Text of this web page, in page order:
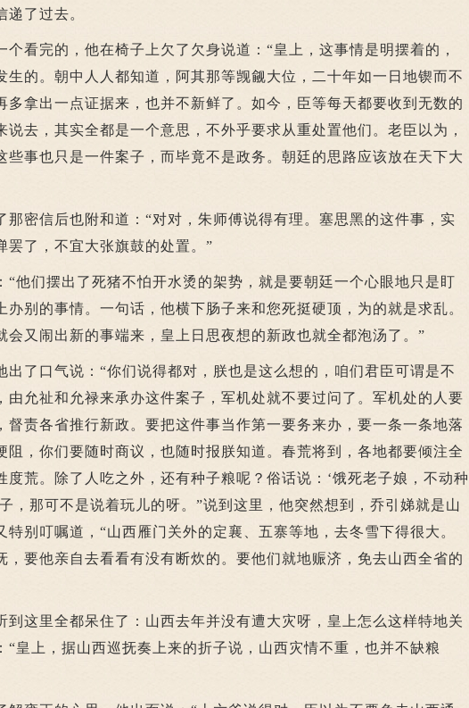
递了过去。
完的，他在椅子上欠了欠身说道：“皇上，这事情是明摆着的，
生的。朝中人人都知道，阿其那等觊觎大位，二十年如一日地锲而不
多拿出一点证据来，也并不新鲜了。如今，臣等每天都要收到无数的
说去，其实全都是一个意思，不外乎要求从重处置他们。老臣以为，
些事也只是一件案子，而毕竟不是政务。朝廷的思路应该放在天下大
密信后也附和道：“对对，朱师傅说得有理。塞思黑的这件事，实
罢了，不宜大张旗鼓的处置。”
们摆出了死猪不怕开水烫的架势，就是要朝廷一个心眼地只是盯
办别的事情。一句话，他横下肠子来和您死挺硬顶，为的就是求乱。
会又闹出新的事端来，皇上日思夜想的新政也就全都泡汤了。”
了口气说：“你们说得都对，朕也是这么想的，咱们君臣可谓是不
由允祉和允禄来承办这件案子，军机处就不要过问了。军机处的人要
督责各省推行新政。要把这件事当作第一要务来办，要一条一条地落
阻，你们要随时商议，也随时报朕知道。春荒将到，各地都要倾注全
度荒。除了人吃之外，还有种子粮呢？俗话说：‘饿死老子娘，不动种
，那可不是说着玩儿的呀。”说到这里，他突然想到，乔引娣就是山
特别叮嘱道，“山西雁门关外的定襄、五寨等地，去冬雪下得很大。
，要他亲自去看看有没有断炊的。要他们就地赈济，免去山西全省的
这里全都呆住了：山西去年并没有遭大灾呀，皇上怎么这样特地关
“皇上，据山西巡抚奏上来的折子说，山西灾情不重，也并不缺粮